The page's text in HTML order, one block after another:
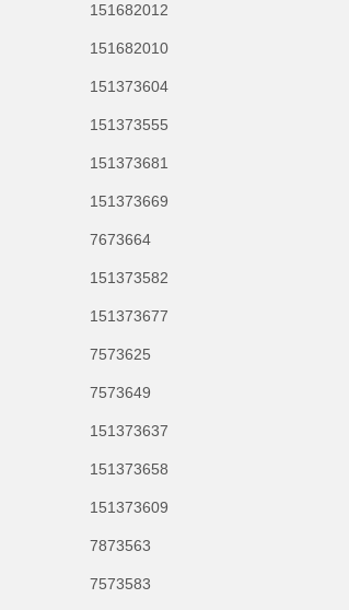
151682012
151682010
151373604
151373555
151373681
151373669
7673664
151373582
151373677
7573625
7573649
151373637
151373658
151373609
7873563
7573583